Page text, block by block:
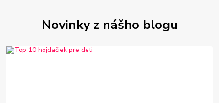
Novinky z nášho blogu